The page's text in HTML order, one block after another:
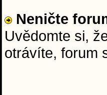
Neničte
Uvědomte si,
otrávíte, forum